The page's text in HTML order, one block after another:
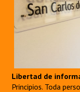
Libertad de
Principios. Toda